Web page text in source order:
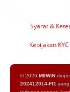
Syarat &
Kebijakan KYC
© 2026 M9WIN
202412014-FI1